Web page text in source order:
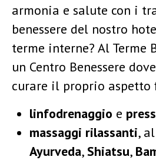
armonia e salute con i
benessere del nostro
terme interne? Al Terme
un Centro Benessere
curare il proprio aspetto
linfodrenaggio e
massaggi rilassanti, al
Ayurveda,Shiatsu,